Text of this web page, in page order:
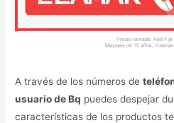
A través de los números de
usuario de Bq puedes despejar
características de los productos